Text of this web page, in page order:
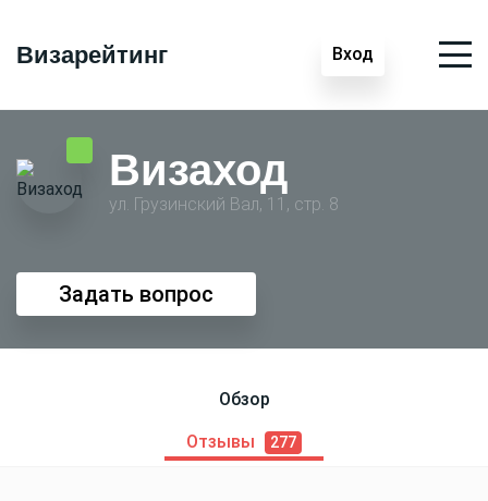
Визарейтинг Вход
Визаход
ул. Грузинский Вал, 11, стр. 8
Задать вопрос
Обзор
Отзывы 277